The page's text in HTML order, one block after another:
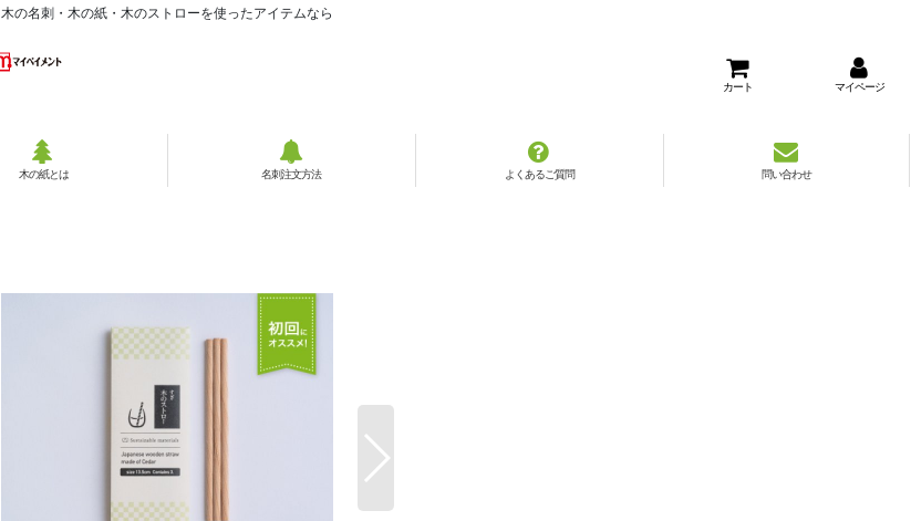
木の名刺・木の紙・木のストローを使ったアイテムなら
カート マイページ
木の紙とは 名刺注文方法 よくあるご質問 問い合わせ